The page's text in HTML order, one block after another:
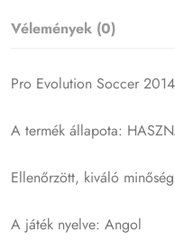
Vélemények (0)
Pro Evolution Soccer 2014
A termék állapota:
Ellenőrzött, kiváló
A játék nyelve: Angol